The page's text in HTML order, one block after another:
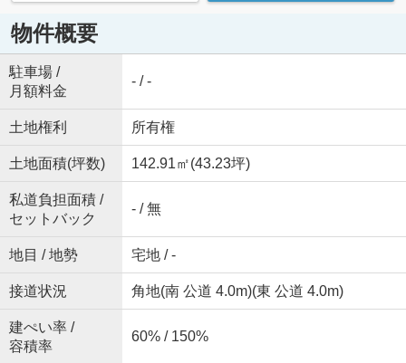
物件概要
駐車場 /
月額料金
- / -
土地権利 所有権
土地面積(坪数) 142.91㎡(43.23坪)
私道負担面積 /
セットバック
- / 無
地目 / 地勢 宅地 / -
接道状況 角地(南 公道 4.0m)(東 公道 4.0m)
建ぺい率 /
容積率
60% / 150%